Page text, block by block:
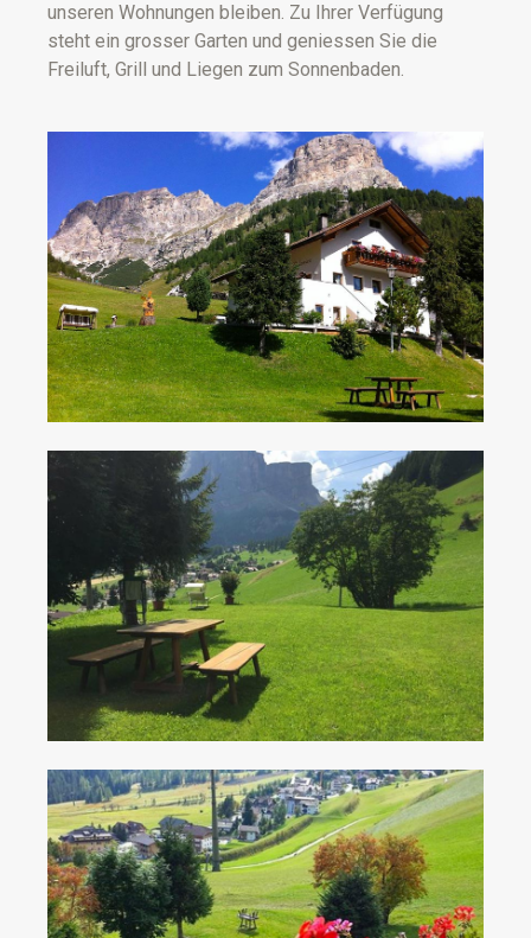
unseren Wohnungen bleiben. Zu Ihrer Verfügung
steht ein grosser Garten und geniessen Sie die
Freiluft, Grill und Liegen zum Sonnenbaden.